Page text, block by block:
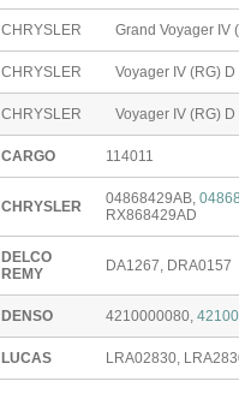
CHRYSLER Grand Voyager IV
CHRYSLER Voyager IV (RG) D
CHRYSLER Voyager IV (RG) D
CARGO 114011
CHRYSLER 04868429AB,
RX868429AD
DELCO
REMY
DA1267, DRA0157
DENSO 4210000080,
LUCAS LRA02830,